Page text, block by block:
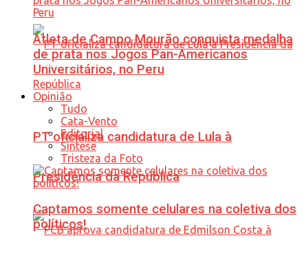
PT oficializa candidatura de Lula à
Presidência da República
Atleta de Campo Mourão conquista medalha
de prata nos Jogos Pan-Americanos
Universitários, no Peru
Opinião
Tudo
Cata-Vento
Editorial
Síntese
Tristeza da Foto
Captamos somente celulares na coletiva dos
políticos!